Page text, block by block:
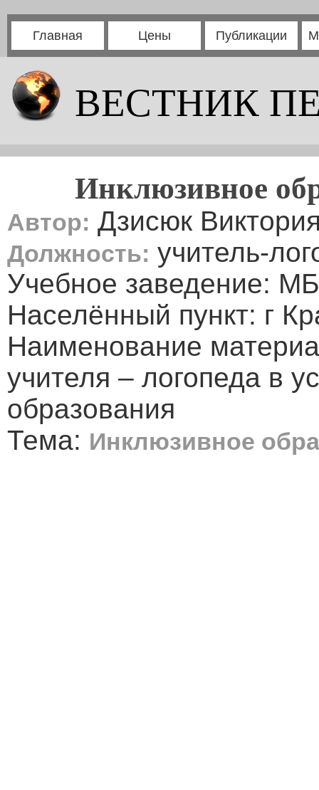
Главная Цены Публикации
ВЕСТНИК
Инклюзивное
Автор: Дзисюк
Должность: учитель-
Учебное заведение:
Населённый пункт: г
Наименование
учителя – логопеда в
образования
Тема: Инклюзивное